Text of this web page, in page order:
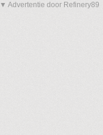
▼ Advertentie door Refinery89